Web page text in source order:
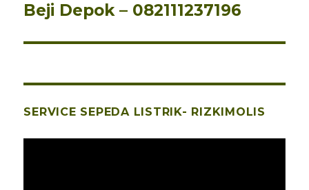
Beji Depok – 082111237196
SERVICE SEPEDA LISTRIK- RIZKIMOLIS